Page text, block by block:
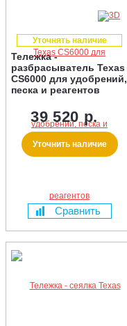
Уточнять наличие
Тележка -
разбрасыватель Texas
CS6000 для удобрений,
песка и реагентов
39 520 р.
Уточнить наличие
Сравнить